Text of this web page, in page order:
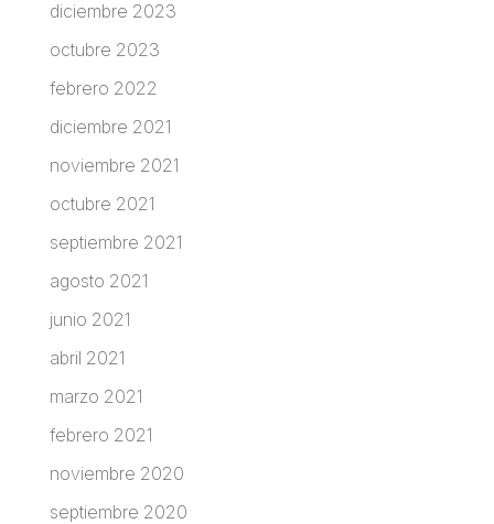
diciembre 2023
octubre 2023
febrero 2022
diciembre 2021
noviembre 2021
octubre 2021
septiembre 2021
agosto 2021
junio 2021
abril 2021
marzo 2021
febrero 2021
noviembre 2020
septiembre 2020